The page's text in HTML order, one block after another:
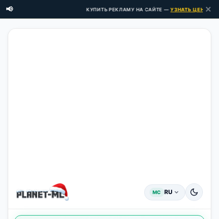
📢 КУПИТЬ РЕКЛАМУ НА САЙТЕ —УЗНАТЬ ЦЕНЫ ✕
MC RU